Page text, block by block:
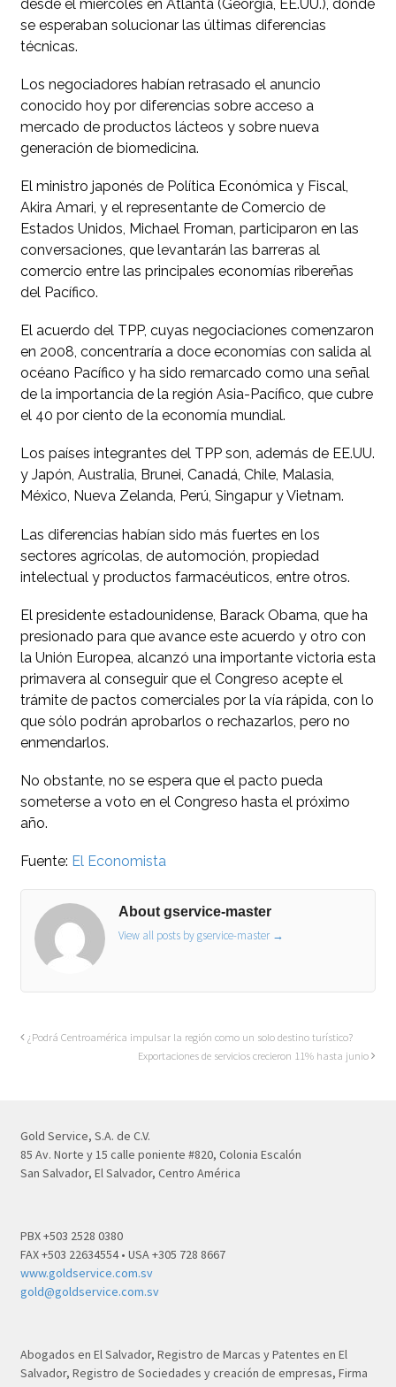
desde el miércoles en Atlanta (Georgia, EE.UU.), donde
se esperaban solucionar las últimas diferencias
técnicas.
Los negociadores habían retrasado el anuncio
conocido hoy por diferencias sobre acceso a
mercado de productos lácteos y sobre nueva
generación de biomedicina.
El ministro japonés de Política Económica y Fiscal,
Akira Amari, y el representante de Comercio de
Estados Unidos, Michael Froman, participaron en las
conversaciones, que levantarán las barreras al
comercio entre las principales economías ribereñas
del Pacífico.
El acuerdo del TPP, cuyas negociaciones comenzaron
en 2008, concentraría a doce economías con salida al
océano Pacífico y ha sido remarcado como una señal
de la importancia de la región Asia-Pacífico, que cubre
el 40 por ciento de la economía mundial.
Los países integrantes del TPP son, además de EE.UU.
y Japón, Australia, Brunei, Canadá, Chile, Malasia,
México, Nueva Zelanda, Perú, Singapur y Vietnam.
Las diferencias habían sido más fuertes en los
sectores agrícolas, de automoción, propiedad
intelectual y productos farmacéuticos, entre otros.
El presidente estadounidense, Barack Obama, que ha
presionado para que avance este acuerdo y otro con
la Unión Europea, alcanzó una importante victoria esta
primavera al conseguir que el Congreso acepte el
trámite de pactos comerciales por la vía rápida, con lo
que sólo podrán aprobarlos o rechazarlos, pero no
enmendarlos.
No obstante, no se espera que el pacto pueda
someterse a voto en el Congreso hasta el próximo
año.
Fuente: El Economista
About gservice-master
View all posts by gservice-master →
¿Podrá Centroamérica impulsar la región como un solo destino turístico?
Exportaciones de servicios crecieron 11% hasta junio
Gold Service, S.A. de C.V.
85 Av. Norte y 15 calle poniente #820, Colonia Escalón
San Salvador, El Salvador, Centro América
PBX +503 2528 0380
FAX +503 22634554 • USA +305 728 8667
www.goldservice.com.sv
gold@goldservice.com.sv
Abogados en El Salvador, Registro de Marcas y Patentes en El
Salvador, Registro de Sociedades y creación de empresas, Firma